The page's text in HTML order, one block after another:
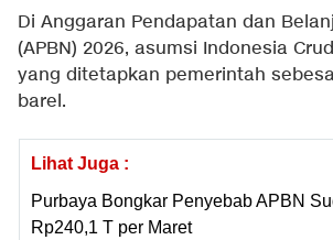
Di Anggaran Pendapatan dan
(APBN) 2026, asumsi Indonesia
yang ditetapkan pemerintah
barel.
Lihat Juga :
Purbaya Bongkar Penyebab APBN
Rp240,1 T per Maret